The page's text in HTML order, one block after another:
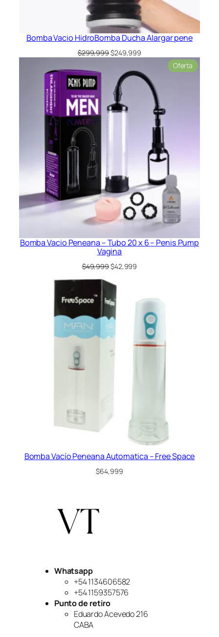
Bomba Vacio HidroBomba Ducha Alargar pene
$299,999El
original
era:
$299,999.
$249,999
actual
es:
$249,999.
Oferta
en
Bomba Vacio Peneana – Tubo 20 x 6 – Penis Pump
Vagina
$49,999El
original
era:
$49,999.
$42,999
$42,999.
Bomba Vacío Peneana Automatica – Free Space
$64,999
Whatsapp
+54 1134606582
+54 1159357576
Punto de retiro
Eduardo Acevedo 216
CABA